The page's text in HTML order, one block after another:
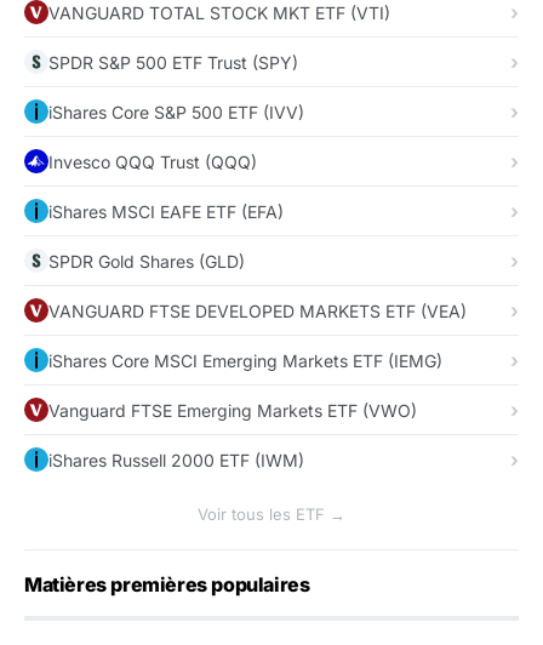
VANGUARD TOTAL STOCK MKT ETF (VTI)
SPDR S&P 500 ETF Trust (SPY)
iShares Core S&P 500 ETF (IVV)
Invesco QQQ Trust (QQQ)
iShares MSCI EAFE ETF (EFA)
SPDR Gold Shares (GLD)
VANGUARD FTSE DEVELOPED MARKETS ETF (VEA)
iShares Core MSCI Emerging Markets ETF (IEMG)
Vanguard FTSE Emerging Markets ETF (VWO)
iShares Russell 2000 ETF (IWM)
Voir tous les ETF →
Matières premières populaires